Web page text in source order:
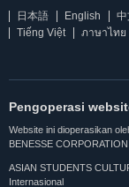
日本語 English 中
Tiếng Việt
ภาษาไทย
Pengoperasi
Website ini dioperasikan
BENESSE CORPORATION
ASIAN STUDENTS
Internasional